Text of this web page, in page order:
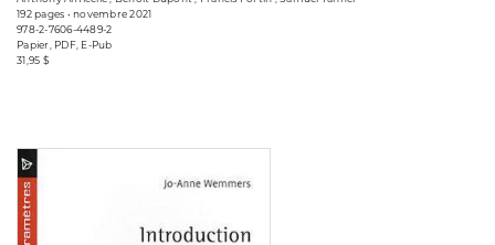
192 pages • novembre 2021
978-2-7606-4489-2
Papier, PDF, E-Pub
31,95 $